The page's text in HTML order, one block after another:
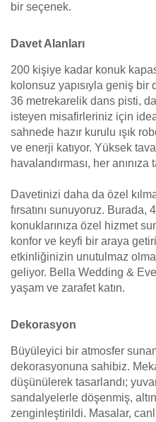
bir seçenek.
Davet Alanları
200 kişiye kadar konuk
kolonsuz yapısıyla geniş
36 metrekarelik dans pisti,
isteyen misafirleriniz için
sahnede hazır kurulu ışık
ve enerji katıyor. Yüksek
havalandırması, her
Davetinizi daha da özel
fırsatını sunuyoruz. Burada,
konuklarınıza özel hizmet
konfor ve keyfi bir araya
etkinliğinizin unutulmaz
geliyor. Bella Wedding &
yaşam ve zarafet katın.
Dekorasyon
Büyüleyici bir atmosfer
dekorasyonuna sahibiz.
düşünülerek tasarlandı;
sandalyelerle döşenmiş,
zenginleştirildi. Masalar,